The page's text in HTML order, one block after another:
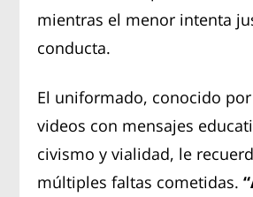
mientras el menor intenta
conducta.
El uniformado, conocido
videos con mensajes
civismo y vialidad, le
múltiples faltas cometidas.